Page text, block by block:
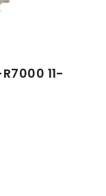
11-